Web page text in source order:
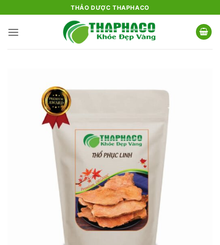
qua
nội
THẢO DƯỢC THAPHACO